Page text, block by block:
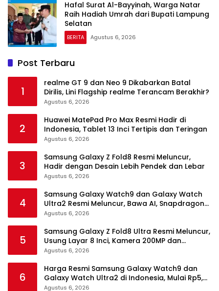
Hafal Surat Al-Bayyinah, Warga Natar
Raih Hadiah Umrah dari Bupati Lampung
Selatan
BERITA Agustus 6, 2026
Post Terbaru
1
realme GT 9 dan Neo 9 Dikabarkan Batal
Dirilis, Lini Flagship realme Terancam Berakhir?
Agustus 6, 2026
2
Huawei MatePad Pro Max Resmi Hadir di
Indonesia, Tablet 13 Inci Tertipis dan Teringan
Agustus 6, 2026
3
Samsung Galaxy Z Fold8 Resmi Meluncur,
Hadir dengan Desain Lebih Pendek dan Lebar
Agustus 6, 2026
4
Samsung Galaxy Watch9 dan Galaxy Watch
Ultra2 Resmi Meluncur, Bawa AI, Snapdragon
Wear Elite, dan Fitur Kesehatan Baru
Agustus 6, 2026
5
Samsung Galaxy Z Fold8 Ultra Resmi Meluncur,
Usung Layar 8 Inci, Kamera 200MP dan
Snapdragon 8 Elite Gen 5
Agustus 6, 2026
6
Harga Resmi Samsung Galaxy Watch9 dan
Galaxy Watch Ultra2 di Indonesia, Mulai Rp5,9
Jutaan
Agustus 6, 2026